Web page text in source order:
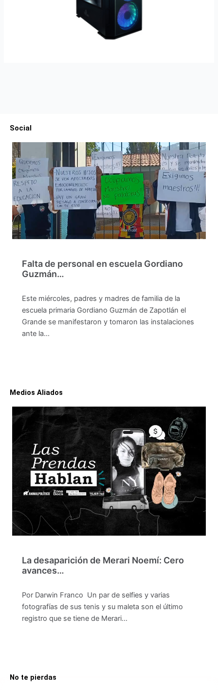
Social
Falta de personal en escuela Gordiano
Guzmán…
Este miércoles, padres y madres de familia de la
escuela primaria Gordiano Guzmán de Zapotlán el
Grande se manifestaron y tomaron las instalaciones
ante la…
Medios Aliados
La desaparición de Merari Noemí: Cero
avances…
Por Darwin Franco Un par de selfies y varias
fotografías de sus tenis y su maleta son el último
registro que se tiene de Merari…
No te pierdas